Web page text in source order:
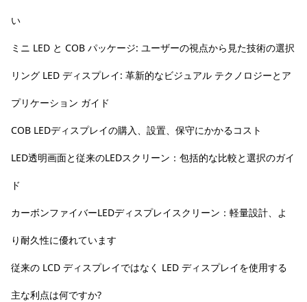
い
ミニ LED と COB パッケージ: ユーザーの視点から見た技術の選択
リング LED ディスプレイ: 革新的なビジュアル テクノロジーとア
プリケーション ガイド
COB LEDディスプレイの購入、設置、保守にかかるコスト
LED透明画面と従来のLEDスクリーン：包括的な比較と選択のガイ
ド
カーボンファイバーLEDディスプレイスクリーン：軽量設計、よ
り耐久性に優れています
従来の LCD ディスプレイではなく LED ディスプレイを使用する
主な利点は何ですか?